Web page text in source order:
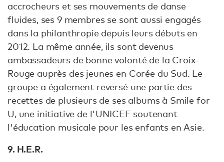
accrocheurs et ses mouvements de danse
fluides, ses 9 membres se sont aussi engagés
dans la philanthropie depuis leurs débuts en
2012. La même année, ils sont devenus
ambassadeurs de bonne volonté de la Croix-
Rouge auprès des jeunes en Corée du Sud. Le
groupe a également reversé une partie des
recettes de plusieurs de ses albums à Smile for
U, une initiative de l'UNICEF soutenant
l'éducation musicale pour les enfants en Asie.
9. H.E.R.